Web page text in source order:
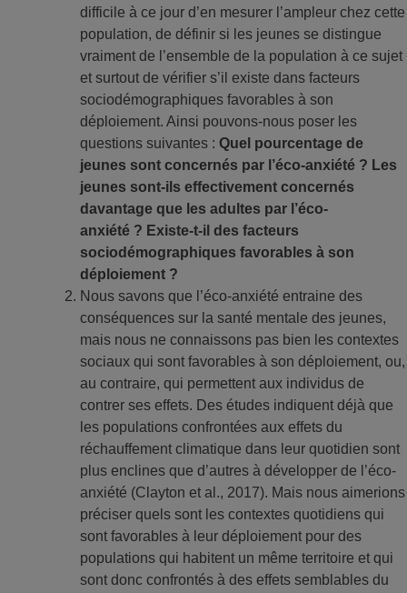
difficile à ce jour d’en mesurer l’ampleur chez cette
population, de définir si les jeunes se distingue
vraiment de l’ensemble de la population à ce sujet
et surtout de vérifier s’il existe dans facteurs
sociodémographiques favorables à son
déploiement. Ainsi pouvons-nous poser les
questions suivantes : Quel pourcentage de
jeunes sont concernés par l’éco-anxiété ? Les
jeunes sont-ils effectivement concernés
davantage que les adultes par l’éco-
anxiété ? Existe-t-il des facteurs
sociodémographiques favorables à son
déploiement ?
Nous savons que l’éco-anxiété entraine des
conséquences sur la santé mentale des jeunes,
mais nous ne connaissons pas bien les contextes
sociaux qui sont favorables à son déploiement, ou,
au contraire, qui permettent aux individus de
contrer ses effets. Des études indiquent déjà que
les populations confrontées aux effets du
réchauffement climatique dans leur quotidien sont
plus enclines que d’autres à développer de l’éco-
anxiété (Clayton et al., 2017). Mais nous aimerions
préciser quels sont les contextes quotidiens qui
sont favorables à leur déploiement pour des
populations qui habitent un même territoire et qui
sont donc confrontés à des effets semblables du